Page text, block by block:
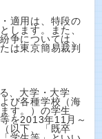
適用は、特段の
します。また、
争については、
は東京簡易裁判
、大学・大学
び各種学校（海
す。）の学生
を2013年11月～
以下、「既卒